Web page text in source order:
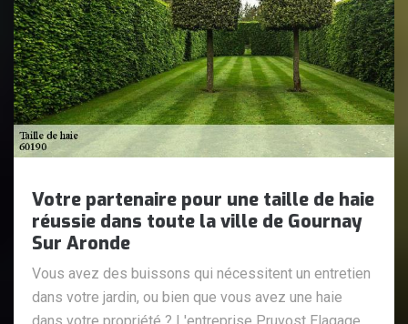
Votre partenaire pour une taille de haie
réussie dans toute la ville de Gournay
Sur Aronde
Vous avez des buissons qui nécessitent un entretien
dans votre jardin, ou bien que vous avez une haie